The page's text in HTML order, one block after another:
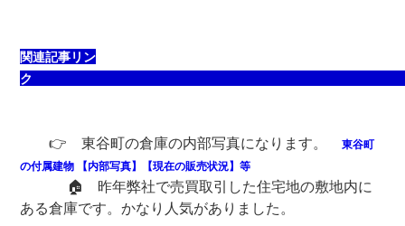
関連記事リン
ク
👉 東谷町の倉庫の内部写真になります。東谷町
の付属建物 【内部写真】【現在の販売状況】等
🏠 昨年弊社で売買取引した住宅地の敷地内に
ある倉庫です。かなり人気がありました。